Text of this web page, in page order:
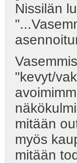
Nissilän
"kevyt/
mitään
myös
mitään